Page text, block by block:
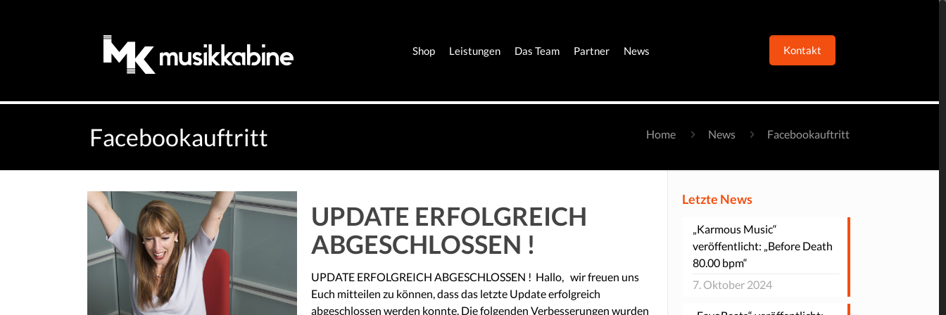
Shop Leistungen Das Team Partner News Kontakt
Facebookauftritt Home News Facebookauftritt
UPDATE ERFOLGREICH
ABGESCHLOSSEN !
UPDATE ERFOLGREICH ABGESCHLOSSEN ! Hallo, wir freuen uns
Euch mitteilen zu können, dass das letzte Update erfolgreich
abgeschlossen werden konnte. Die folgenden Verbesserungen wurden
Letzte News
„Karmous Music“
veröffentlicht: „Before Death
80.00 bpm“
7. Oktober 2024